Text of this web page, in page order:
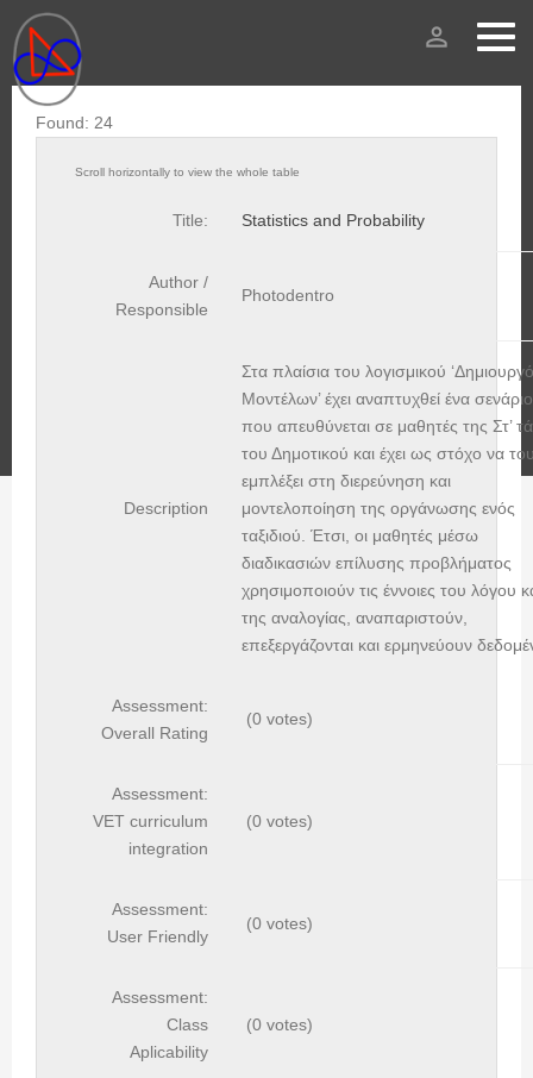
person_outline
Found: 24
Title: Statistics and Probability
Author /
Responsible
Photodentro
Description
Στα πλαίσια του λογισμικού
Μοντέλων’ έχει αναπτυχθεί ένα σενάριο
που απευθύνεται σε μαθητές της Στ’
του Δημοτικού και έχει ως στόχο να
εμπλέξει στη διερεύνηση και
μοντελοποίηση της οργάνωσης ενός
ταξιδιού. Έτσι, οι μαθητές μέσω
διαδικασιών επίλυσης προβλήματος
χρησιμοποιούν τις έννοιες του λόγου
της αναλογίας, αναπαριστούν,
επεξεργάζονται και ερμηνεύουν
Assessment:
Overall Rating
(0 votes)
Assessment:
VET curriculum
integration
(0 votes)
Assessment:
User Friendly
(0 votes)
Assessment:
Class
Aplicability
(0 votes)